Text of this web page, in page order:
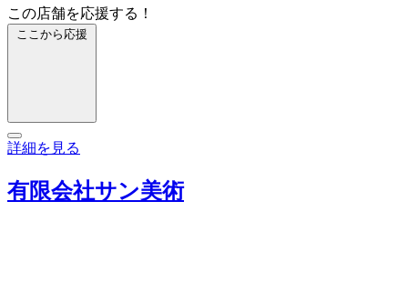
この店舗を応援する！
ここから応援
詳細を見る
有限会社サン美術